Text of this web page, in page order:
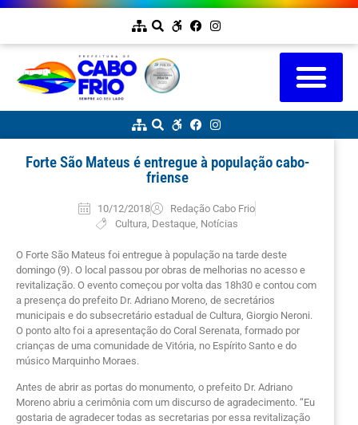
Forte São Mateus é entregue à população cabo-
friense
10/12/2018
Redação Cabo Frio
Cultura Destaque, Notícias
O Forte São Mateus foi entregue à população na tarde deste
domingo (9). O local passou por obras de melhorias no acesso e
revitalização. O evento começou por volta das 18h30 e contou com
a presença do prefeito Dr. Adriano Moreno, de secretários
municipais e do subsecretário estadual de Cultura, Giorgio Neroni.
O ponto alto foi a apresentação do Coral Serenata, formado por
crianças de uma comunidade de Vitória, no Espírito Santo e do
músico Marquinho Moraes.
Antes de abrir as portas do monumento, o prefeito Dr. Adriano
Moreno abriu a cerimônia com um discurso de agradecimento. “Eu
gostaria de agradecer todas as secretarias por essa revitalização